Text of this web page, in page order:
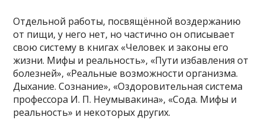
Отдельной работы, посвящённой воздержанию
от пищи, у него нет, но частично он описывает
свою систему в книгах «Человек и законы его
жизни. Мифы и реальность», «Пути избавления от
болезней», «Реальные возможности организма.
Дыхание. Сознание», «Оздоровительная система
профессора И. П. Неумывакина», «Сода. Мифы и
реальность» и некоторых других.